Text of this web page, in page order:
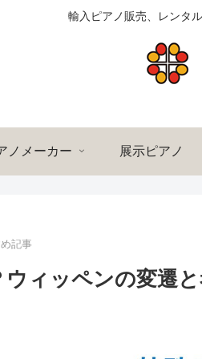
輸入ピアノ販売、レンタ
ノメーカー 展示ピアノ
記事
ウィッペンの変遷